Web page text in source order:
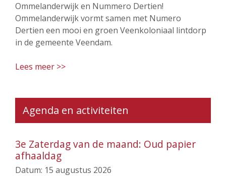
Ommelanderwijk en Nummero Dertien!
Ommelanderwijk vormt samen met Numero
Dertien een mooi en groen Veenkoloniaal lintdorp
in de gemeente Veendam.
Lees meer >>
Agenda en activiteiten
3e Zaterdag van de maand: Oud papier
afhaaldag
Datum: 15 augustus 2026